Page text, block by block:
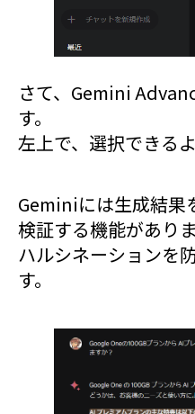
さて、Gemini
す。
左上で、選択できる
Geminiには生成結果
検証する機能がありま
ハルシネーションを
す。